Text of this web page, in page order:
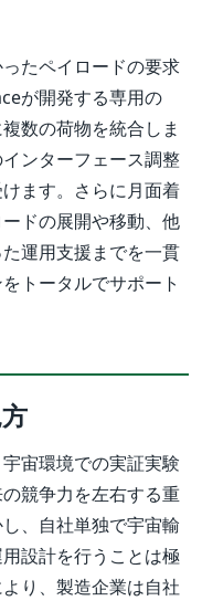
たペイロードの要求
が開発する専用の
数の荷物を統合しま
ンターフェース調整
ます。さらに月面着
ドの展開や移動、他
運用支援までを一貫
トータルでサポート
宙環境での実証実験
競争力を左右する重
、自社単独で宇宙輸
設計を行うことは極
り、製造企業は自社